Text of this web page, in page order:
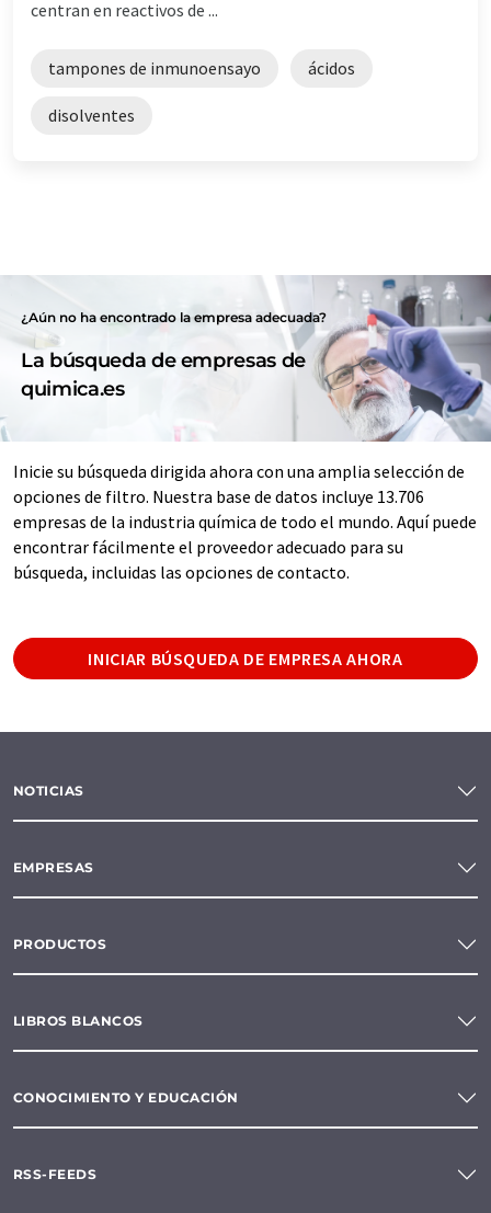
centran en reactivos de ...
tampones de inmunoensayo ácidos
disolventes
¿Aún no ha encontrado la empresa adecuada?
La búsqueda de empresas de
quimica.es
Inicie su búsqueda dirigida ahora con una amplia selección de
opciones de filtro. Nuestra base de datos incluye 13.706
empresas de la industria química de todo el mundo. Aquí puede
encontrar fácilmente el proveedor adecuado para su
búsqueda, incluidas las opciones de contacto.
INICIAR BÚSQUEDA DE EMPRESA AHORA
NOTICIAS
EMPRESAS
PRODUCTOS
LIBROS BLANCOS
CONOCIMIENTO Y EDUCACIÓN
RSS-FEEDS